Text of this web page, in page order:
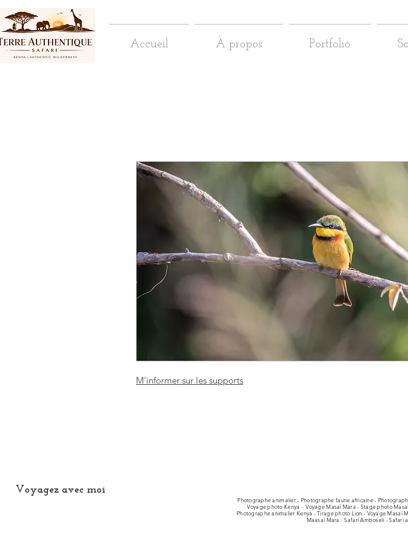
M'informer sur les supports
Accueil À propos Portfolio
Voyagez avec moi
Photographe animalier - Photographe faune africaine -
Voyage photo Kenya -Voyage Masaï Mara - Stage photo
Photographe animalier Kenya - Tirage photo Lion - Voyage Masaï
Maasaï Mara - Safari Amboseli - Safari